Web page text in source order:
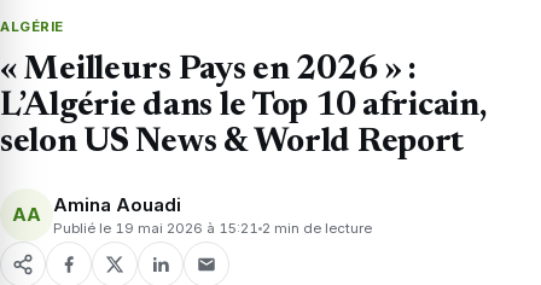
ALGÉRIE
« Meilleurs Pays en 2026 » :
L’Algérie dans le Top 10 africain,
selon US News & World Report
AA Amina Aouadi
Publié le 19 mai 2026 à 15:21 2 min de lecture